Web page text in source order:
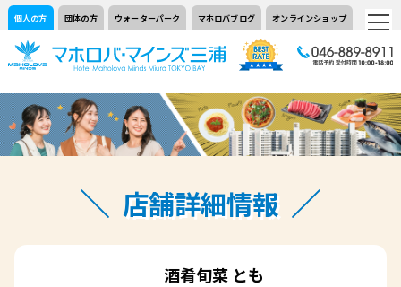
個人の方 団体の方 ウォーターパーク マホロバブログ オンラインショップ
店舗詳細情報
酒肴旬菜 とも